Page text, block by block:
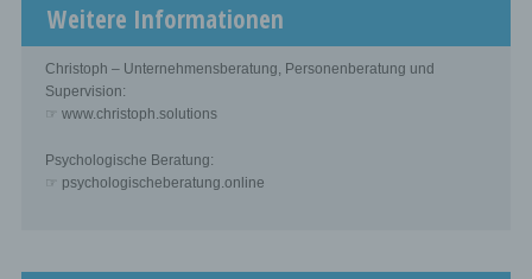
Weitere Informationen
Christoph – Unternehmensberatung, Personenberatung und
Supervision:
☞ www.christoph.solutions
Psychologische Beratung:
☞ psychologischeberatung.online